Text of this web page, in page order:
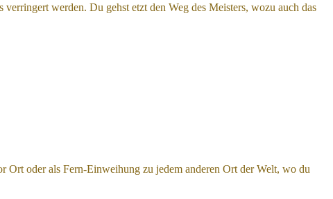
werden. Du gehst etzt den Weg des Meisters, wozu auch das
oder als Fern-Einweihung zu jedem anderen Ort der Welt, wo du